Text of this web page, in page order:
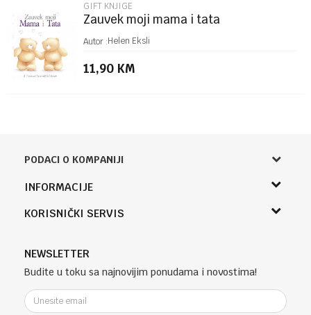
GIFT KNJIGE
Zauvek moji mama i tata
Autor :Helen Eksli
11,90 KM
PODACI O KOMPANIJI
Knjižara Kultura
Knjaza Miloša 3A
Telefon (uprava firme Sladaboni d.o.o)
051 303 460
e-knjizara@knjizarakultura.com
INFORMACIJE
O nama
Kontakt
Klub povjerenja "Knjižara Kultura"
KORISNIČKI SERVIS
Politika privatnosti
Kako kupiti
Načini plaćanja
Plaćanje karticama
NEWSLETTER
Budite u toku sa najnovijim ponudama i novostima!